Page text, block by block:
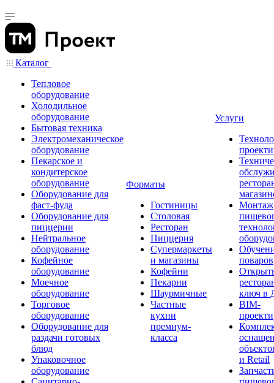
Каталог
Тепловое
оборудование
Холодильное
оборудование
Бытовая техника
Электромеханическое
оборудование
Пекарское и
кондитерское
оборудование
Оборудование для
фаст-фуда
Оборудование для
пиццерии
Нейтральное
оборудование
Кофейное
оборудование
Моечное
оборудование
Торговое
оборудование
Оборудование для
раздачи готовых
блюд
Упаковочное
оборудование
Форматы
Гостиницы
Столовая
Ресторан
Пиццерия
Супермаркеты
и магазины
Кофейни
Пекарни
Шаурмичные
Частные
кухни
премиум-
класса
Услуги
Монтаж
поваров
ключ в
BIM-
и Retail